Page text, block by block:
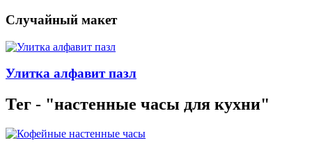
Случайный макет
Улитка алфавит пазл
Тег - "настенные часы для кухни"